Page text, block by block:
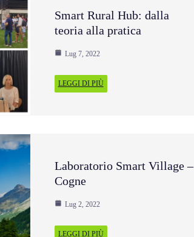
Smart Rural Hub: dalla
teoria alla pratica
Lug 7, 2022
LEGGI DI PIÙ
Laboratorio Smart Village –
Cogne
Lug 2, 2022
LEGGI DI PIÙ